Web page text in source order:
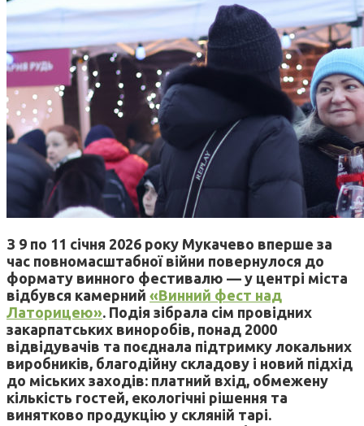
З 9 по 11 січня 2026 року Мукачево вперше за
час повномасштабної війни повернулося до
формату винного фестивалю — у центрі міста
відбувся камерний «Винний фест над
Латорицею». Подія зібрала сім провідних
закарпатських виноробів, понад 2000
відвідувачів та поєднала підтримку локальних
виробників, благодійну складову і новий підхід
до міських заходів: платний вхід, обмежену
кількість гостей, екологічні рішення та
винятково продукцію у скляній тарі.